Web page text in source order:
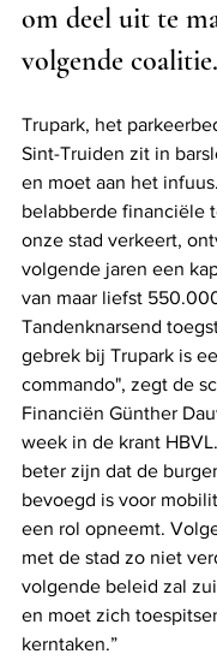
om deel uit te
volgende coalitie.
Trupark, het
Sint-Truiden zit in
en moet aan het
belabberde financiële
onze stad verkeert,
volgende jaren een
van maar liefst
Tandenknarsend
gebrek bij Trupark is
commando", zegt de
Financiën Günther
week in de krant
beter zijn dat de
bevoegd is voor
een rol opneemt.
met de stad zo niet
volgende beleid zal
en moet zich
kerntaken.”